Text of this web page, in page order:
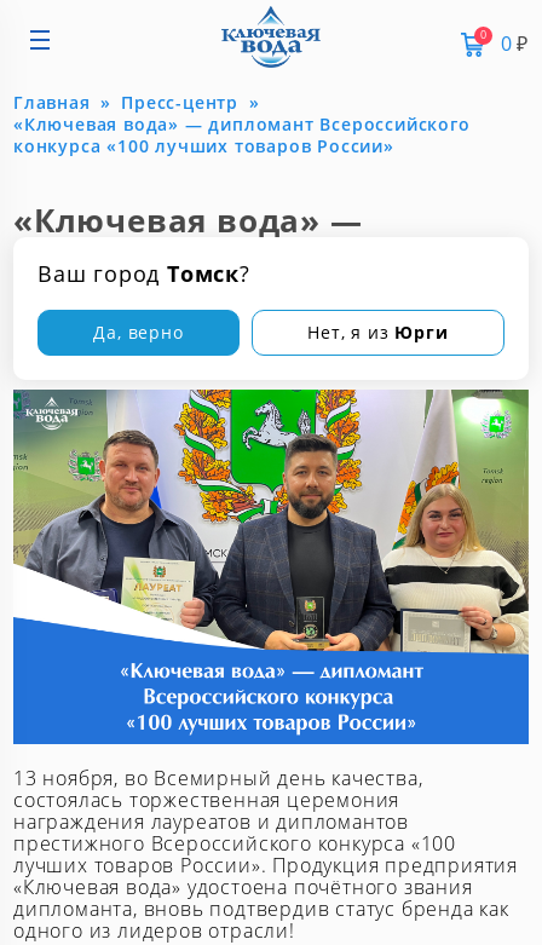
Ваш город Томск?
Да, верно Нет, я из Юрги
0 0₽
Главная
Пресс-центр
«Ключевая вода» — дипломант Всероссийского
конкурса «100 лучших товаров России»
«Ключевая вода» —
конкурса «100 лучших
товаров России»
13 ноября 2025
13 ноября, во Всемирный день качества,
состоялась торжественная церемония
награждения лауреатов и дипломантов
престижного Всероссийского конкурса «100
лучших товаров России». Продукция предприятия
«Ключевая вода» удостоена почётного звания
дипломанта, вновь подтвердив статус бренда как
одного из лидеров отрасли!